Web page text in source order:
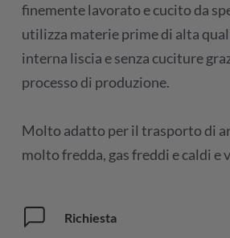
finemente lavorato e cucito da
utilizza materie prime di alta
interna liscia e senza cuciture
processo di produzione.
Molto adatto per il trasporto di
molto fredda, gas freddi e caldi e
Richiesta